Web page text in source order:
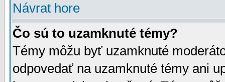
Návrat hore
Čo sú to uzamknuté témy?
Témy môžu byť uzamknuté
odpovedať na uzamknuté témy ani